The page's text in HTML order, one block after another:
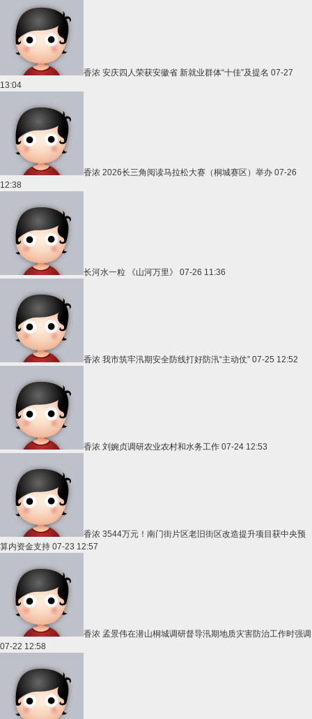
香浓 安庆四人荣获安徽省 新就业群体“十佳”及提名 07-27
13:04
香浓 2026长三角阅读马拉松大赛（桐城赛区）举办 07-26
12:38
长河水一粒 《山河万里》 07-26 11:36
香浓 我市筑牢汛期安全防线打好防汛“主动仗” 07-25 12:52
香浓 刘婉贞调研农业农村和水务工作 07-24 12:53
香浓 3544万元！南门街片区老旧街区改造提升项目获中央预
算内资金支持 07-23 12:57
香浓 孟景伟在潜山桐城调研督导汛期地质灾害防治工作时强调
07-22 12:58